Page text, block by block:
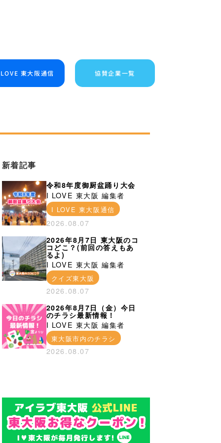
東大阪通信 協賛企業一覧
新着記事
令和8年度御厨盆踊り大会
I LOVE 東大阪 編集者
I LOVE 東大阪通信
2026.08.07
2026年8月7日 東大阪のコ
コどこ？(前回の答えもあ
るよ)
I LOVE 東大阪 編集者
クイズ東大阪
2026.08.07
2026年8月7日（金）今日
のチラシ最新情報！
I LOVE 東大阪 編集者
東大阪市内のチラシ
2026.08.07